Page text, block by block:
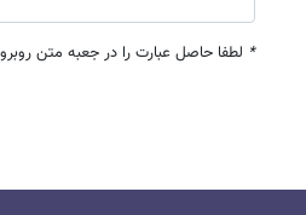
* لطفا حاصل عبارت را در جعبه متن روبرو